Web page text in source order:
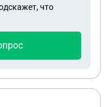
его гибели,
что